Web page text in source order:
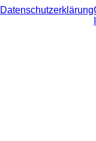
Datenschutzerklärung